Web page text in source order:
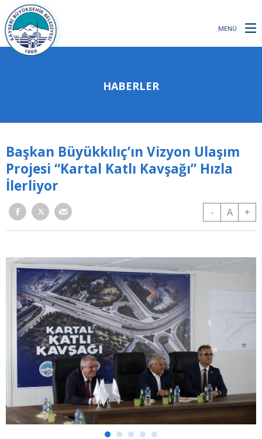
MENÜ
HABERLER
Başkan Büyükkılıç’ın Vizyon Ulaşım
Projesi “Kartal Katlı Kavşağı” Hızla
İlerliyor
- A +